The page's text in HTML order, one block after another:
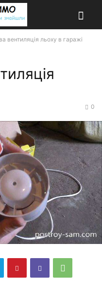
вентиляція льоху в гаражі
0